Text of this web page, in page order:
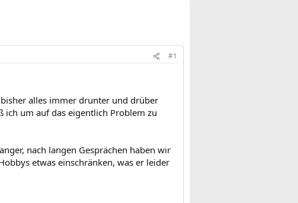
#1
alles immer drunter und drüber
um auf das eigentlich Problem zu
nach langen Gesprächen haben wir
etwas einschränken, was er leider